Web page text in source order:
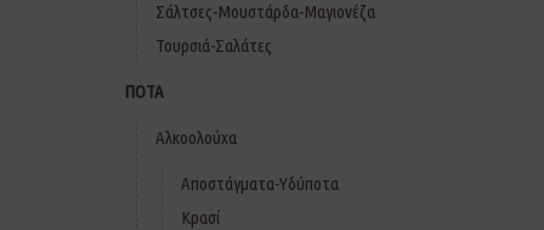
Σάλτσες-Μουστάρδα-Μαγιονέζα
Τουρσιά-Σαλάτες
ΠΟΤΑ
Αλκοολούχα
Αποστάγματα-Υδύποτα
Κρασί